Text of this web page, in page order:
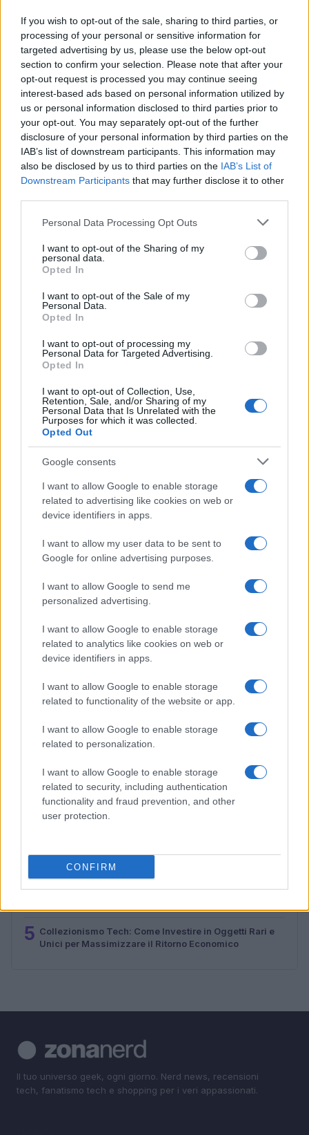
If you wish to opt-out of the sale, sharing to third parties, or
processing of your personal or sensitive information for
targeted advertising by us, please use the below opt-out
section to confirm your selection. Please note that after your
opt-out request is processed you may continue seeing
interest-based ads based on personal information utilized by
us or personal information disclosed to third parties prior to
your opt-out. You may separately opt-out of the further
disclosure of your personal information by third parties on the
IAB’s list of downstream participants. This information may
also be disclosed by us to third parties on the IAB’s List of
Downstream Participants that may further disclose it to other
Please note that this website/app uses one or more Google
not limited to your visit or usage behaviour. You may click to
grant or deny consent to Google and its third-party tags to
use your data for below specified purposes in below Google
consent section.
Personal Data Processing Opt Outs
I want to opt-out of the Sharing of my
personal data.
Opted In
I want to opt-out of the Sale of my
Personal Data.
Opted In
I want to opt-out of processing my
Personal Data for Targeted Advertising.
Opted In
I want to opt-out of Collection, Use,
Retention, Sale, and/or Sharing of my
Personal Data that Is Unrelated with the
Purposes for which it was collected.
Opted Out
Google consents
I want to allow Google to enable storage
related to advertising like cookies on web or
device identifiers in apps.
I want to allow my user data to be sent to
Google for online advertising purposes.
I want to allow Google to send me
personalized advertising.
I want to allow Google to enable storage
related to analytics like cookies on web or
device identifiers in apps.
I want to allow Google to enable storage
related to functionality of the website or app.
I want to allow Google to enable storage
related to personalization.
I want to allow Google to enable storage
related to security, including authentication
functionality and fraud prevention, and other
user protection.
CONFIRM
Pieve Comics 2026: tutto ciò che devi sapere
sull’evento nerd di Perugia
Andrea Conforti · 6 Ago 2026
Boom del settore tech italiano: 652 milioni in venture
capital nel primo semestre 2026
Andrea Conforti · 6 Ago 2026
NERD NEWS
Malescomics 2026: eventi, ospiti e attività in Valle
Andrea Conforti · 5 Ago 2026
PIÙ LETTI
Il mercato dell’intelligenza artificiale in Italia nel 2024:
un balzo verso il futuro
Perché il 6G non diffonde l’Hantavirus e come
3 Star Wars: The Mandalorian and Grogu conquista il
pubblico digitale dopo l’uscita in sala
4 Il Cast di Odissea: Chi Sono i Protagonisti del Nuovo
5 Collezionismo Tech: Come Investire in Oggetti Rari e
Unici per Massimizzare il Ritorno Economico
Il tuo universo geek, ogni giorno. Nerd news, recensioni
tech, fanatismo tech e shopping per i veri appassionati.